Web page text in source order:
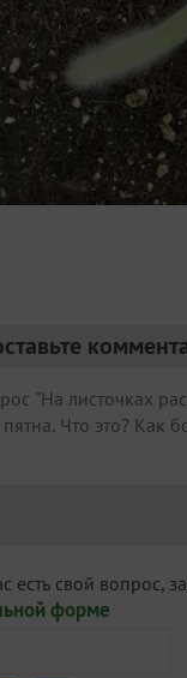
есть свой вопрос,
форме